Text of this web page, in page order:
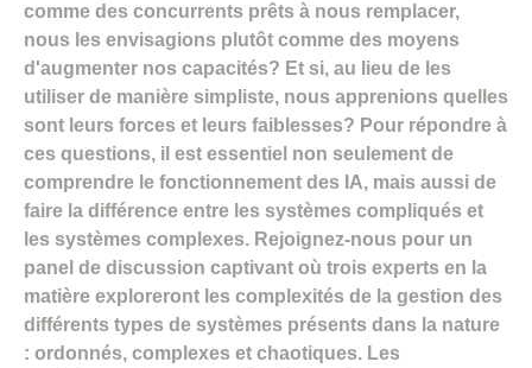
comme des concurrents prêts à nous remplacer,
nous les envisagions plutôt comme des moyens
d'augmenter nos capacités? Et si, au lieu de les
utiliser de manière simpliste, nous apprenions quelles
sont leurs forces et leurs faiblesses? Pour répondre à
ces questions, il est essentiel non seulement de
comprendre le fonctionnement des IA, mais aussi de
faire la différence entre les systèmes compliqués et
les systèmes complexes. Rejoignez-nous pour un
panel de discussion captivant où trois experts en la
matière exploreront les complexités de la gestion des
différents types de systèmes présents dans la nature
: ordonnés, complexes et chaotiques. Les